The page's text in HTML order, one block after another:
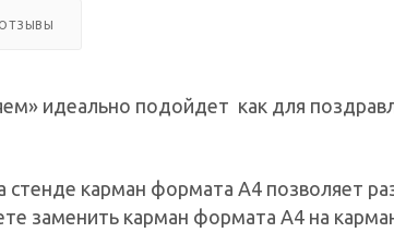
ОТЗЫВЫ
идеально подойдет как для
стенде карман формата А4 позволяет
заменить карман формата А4 на